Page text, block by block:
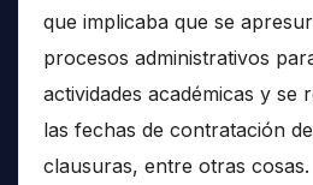
que implicaba que se
procesos administrativos
actividades académicas y se
las fechas de contratación
clausuras, entre otras cosas.